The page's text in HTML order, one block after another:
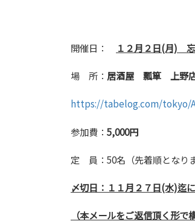
開催日： １２月２日(月)
場 所： 居酒屋 瓢箪 上野
https://tabelog.com/tokyo/
参加費： 5,000円
定 員：50名（先着順となり
〆切日：１１月２７日(水)迄
（本メールをご返信頂く形で